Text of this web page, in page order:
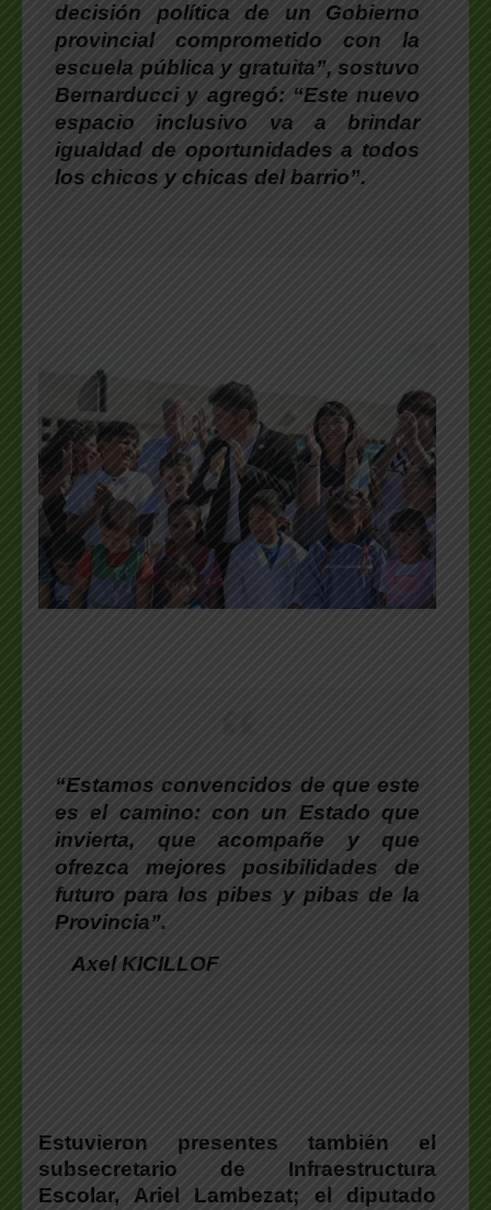
decisión política de un Gobierno
provincial comprometido con la
escuela pública y gratuita”, sostuvo
Bernarducciy agregó: “Este nuevo
espacio inclusivo va a brindar
igualdad de oportunidades a todos
los chicos y chicas del barrio”.
“Estamos convencidos de que este
es el camino: con un Estado que
invierta, que acompañe y que
ofrezca mejores posibilidades de
futuro para los pibes y pibas de la
Provincia”.
Axel KICILLOF
Estuvieron presentes también el
subsecretario de Infraestructura
Escolar, Ariel Lambezat; el diputado